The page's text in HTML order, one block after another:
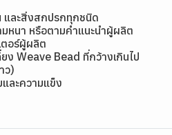
และสิ่งสกปรกทุกชนิด
หนา หรือตามคำแนะนำผู้ผลิต
อร์ผู้ผลิต
Weave Bead ที่กว้างเกินไป
ว)
ละความแข็ง